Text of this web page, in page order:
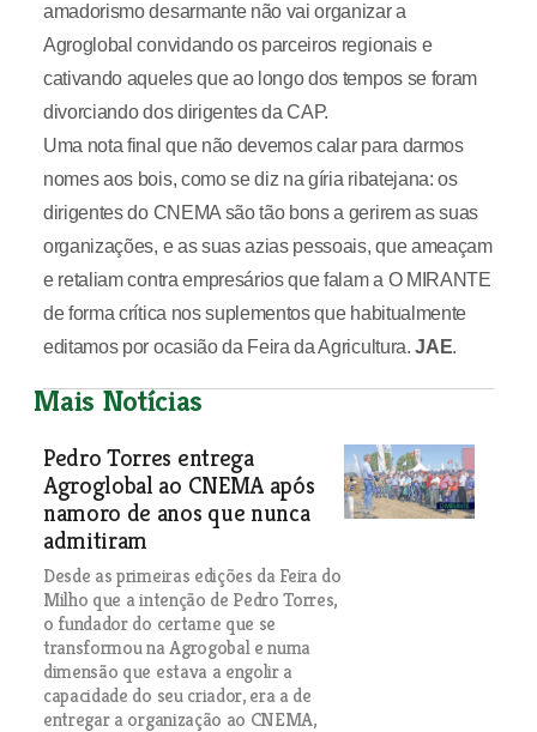
amadorismo desarmante não vai organizar a
Agroglobal convidando os parceiros regionais e
cativando aqueles que ao longo dos tempos se foram
divorciando dos dirigentes da CAP.
Uma nota final que não devemos calar para darmos
nomes aos bois, como se diz na gíria ribatejana: os
dirigentes do CNEMA são tão bons a gerirem as suas
organizações, e as suas azias pessoais, que ameaçam
e retaliam contra empresários que falam a O MIRANTE
de forma crítica nos suplementos que habitualmente
editamos por ocasião da Feira da Agricultura.JAE.
Mais Notícias
Pedro Torres entrega
Agroglobal ao CNEMA após
namoro de anos que nunca
admitiram
Desde as primeiras edições da Feira do
Milho que a intenção de Pedro Torres,
o fundador do certame que se
transformou na Agrogobal e numa
dimensão que estava a engolir a
capacidade do seu criador, era a de
entregar a organização ao CNEMA,